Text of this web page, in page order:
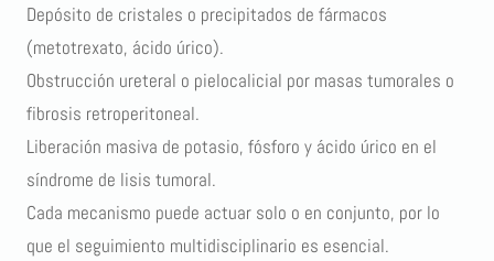
Depósito de cristales o precipitados de fármacos
(metotrexato, ácido úrico).
Obstrucción ureteral o pielocalicial por masas tumorales o
fibrosis retroperitoneal.
Liberación masiva de potasio, fósforo y ácido úrico en el
síndrome de lisis tumoral.
Cada mecanismo puede actuar solo o en conjunto, por lo
que el seguimiento multidisciplinario es esencial.